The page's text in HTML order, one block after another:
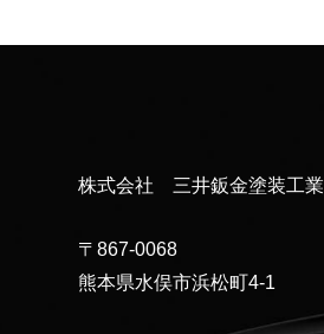
株式会社 三井鈑金塗装工業
〒867-0068
熊本県水俣市浜松町4-1